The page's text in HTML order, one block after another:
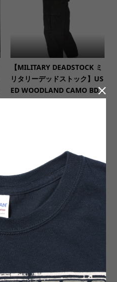
【MILITARY DEADSTOCK ミ
リタリーデッドストック】US
ED WOODLAND CAMO BD...
【MUSIC Tee(ミュージック
ティー)】FLIPPER (As Worn
By Kurt Cobain, NIRVANA...
【SALVAGE PUBLIC サルヴ
